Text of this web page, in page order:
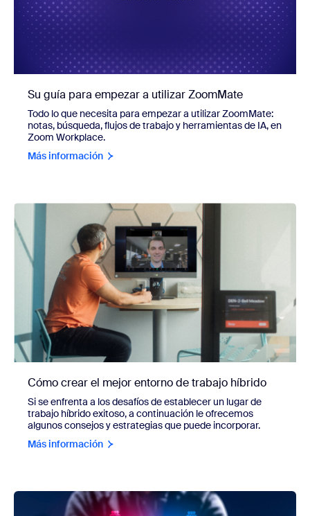
Su guía para empezar a utilizar ZoomMate
Todo lo que necesita para empezar a utilizar ZoomMate:
notas, búsqueda, flujos de trabajo y herramientas de IA, en
Zoom Workplace.
Más información
Cómo crear el mejor entorno de trabajo híbrido
Si se enfrenta a los desafíos de establecer un lugar de
trabajo híbrido exitoso, a continuación le ofrecemos
algunos consejos y estrategias que puede incorporar.
Más información